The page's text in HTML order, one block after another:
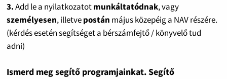
3.Add le a nyilatkozatotmunkáltatódnak, vagy
személyesen, illetvepostán május közepéig a NAV részére.
(kérdés esetén segítséget a bérszámfejtő / könyvelő tud
adni)
Ismerd meg segítő programjainkat. Segítő